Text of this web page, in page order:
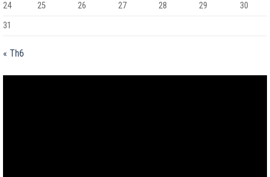
24
25 26 27 28 29
30
31
« Th6